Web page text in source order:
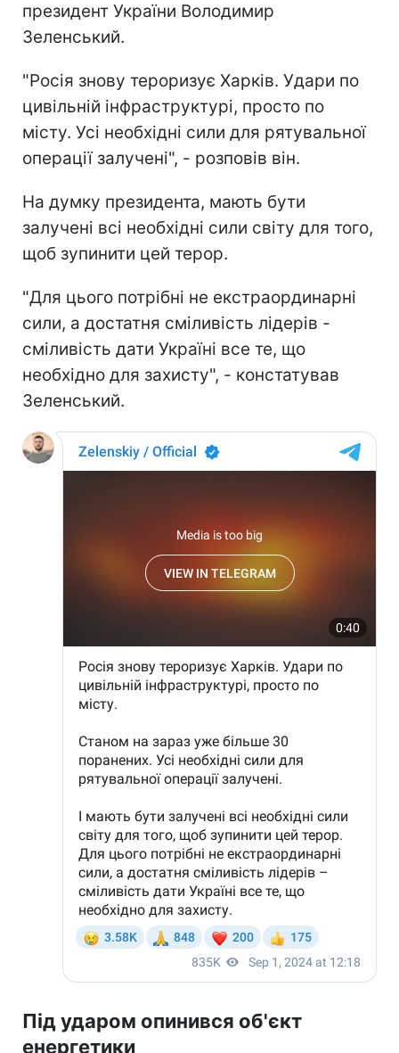
президент України Володимир
Зеленський.
"Росія знову тероризує Харків. Удари по
цивільній інфраструктурі, просто по
місту. Усі необхідні сили для рятувальної
операції залучені", - розповів він.
На думку президента, мають бути
залучені всі необхідні сили світу для того,
щоб зупинити цей терор.
"Для цього потрібні не екстраординарні
сили, а достатня сміливість лідерів -
сміливість дати Україні все те, що
необхідно для захисту", - констатував
Зеленський.
Під ударом опинився об'єкт
енергетики